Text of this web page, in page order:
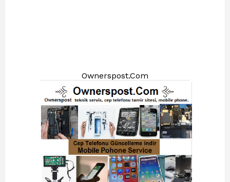
Ownerspost.Com